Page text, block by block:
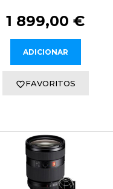
1 899,00 €
ADICIONAR
FAVORITOS